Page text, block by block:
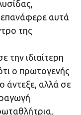
επανάφερε αυτά
της
την ιδιαίτερη
ο πρωτογενής
άντεξε, αλλά σε